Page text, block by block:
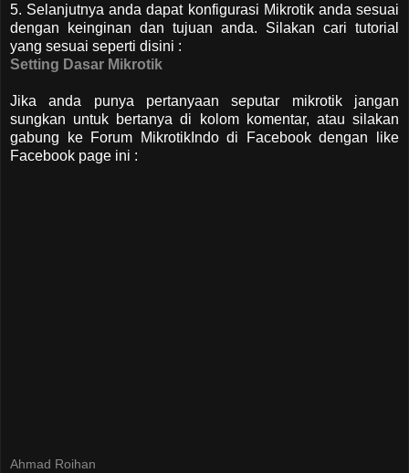
5. Selanjutnya anda dapat konfigurasi Mikrotik anda sesuai
dengan keinginan dan tujuan anda. Silakan cari tutorial
yang sesuai seperti disini :
Setting Dasar Mikrotik
Jika anda punya pertanyaan seputar mikrotik jangan
sungkan untuk bertanya di kolom komentar, atau silakan
gabung ke Forum MikrotikIndo di Facebook dengan like
Facebook page ini :
Ahmad Roihan